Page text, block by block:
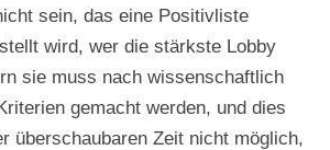
sein, das eine Positivliste
wird, wer die stärkste Lobby
sie muss nach wissenschaftlich
gemacht werden, und dies
überschaubaren Zeit nicht möglich,